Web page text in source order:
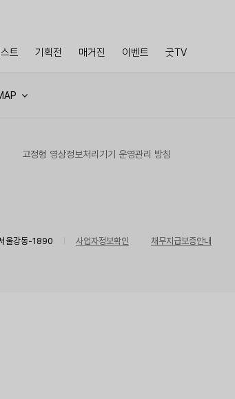
트 기획전 매거진 이벤트 굿TV
고정형 영상정보처리기기 운영관리 방침
울강동-1890 사업자정보확인
채무지급보증안내